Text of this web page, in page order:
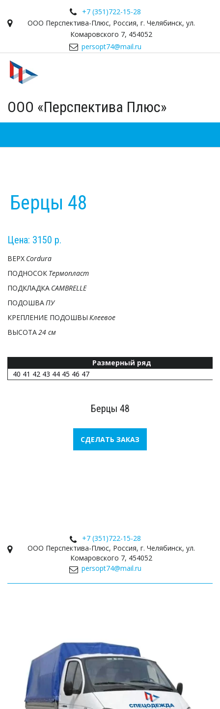
+7 (351)722-15-28
ООО Перспектива-Плюс, Россия, г. Челябинск, ул.
Комаровского 7, 454052
persopt74@mail.ru
ООО «Перспектива Плюс»
Берцы 48
Цена: 3150 р.
ВЕРХ Cordura
ПОДНОСОК Термопласт
ПОДКЛАДКА CAMBRELLE
ПОДОШВА ПУ
КРЕПЛЕНИЕ ПОДОШВЫ Клеевое
ВЫСОТА 24 см
Размерный ряд
40 41 42 43 44 45 46 47
Берцы 48
СДЕЛАТЬ ЗАКАЗ
+7 (351)722-15-28
ООО Перспектива-Плюс, Россия, г. Челябинск, ул.
Комаровского 7, 454052
persopt74@mail.ru